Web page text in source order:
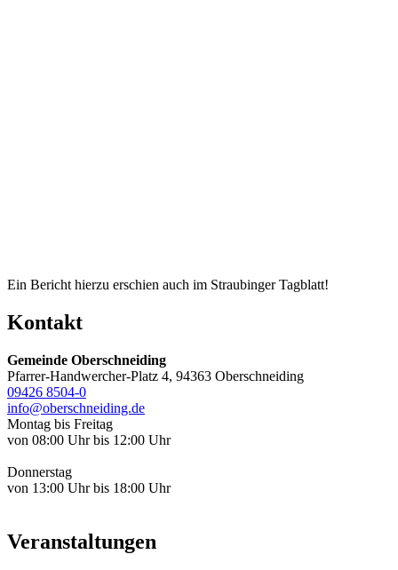
Ein Bericht hierzu erschien auch im Straubinger Tagblatt!
Kontakt
Gemeinde Oberschneiding
Pfarrer-Handwercher-Platz 4, 94363 Oberschneiding
09426 8504-0
info@oberschneiding.de
Montag bis Freitag
von 08:00 Uhr bis 12:00 Uhr
Donnerstag
von 13:00 Uhr bis 18:00 Uhr
Veranstaltungen